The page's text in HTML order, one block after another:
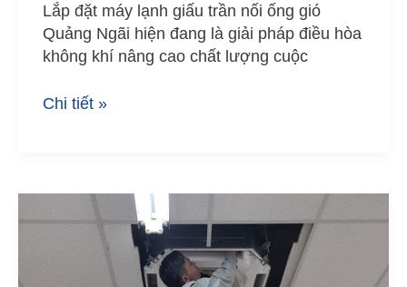
Lắp đặt máy lạnh giấu trần nối ống gió
Quảng Ngãi hiện đang là giải pháp điều hòa
không khí nâng cao chất lượng cuộc
Chi tiết »